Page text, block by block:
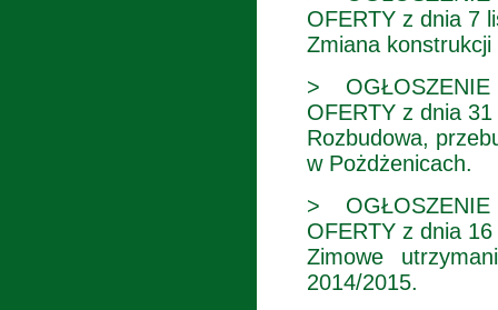
OFERTY z dnia 7
Zmiana
>
OFERTY z dnia
Rozbudowa,
w Pożdżenicach.
>
OFERTY z dnia
Zimowe
2014/2015.